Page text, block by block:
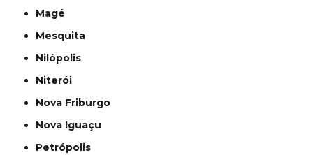
Magé
Mesquita
Nilópolis
Niterói
Nova Friburgo
Nova Iguaçu
Petrópolis